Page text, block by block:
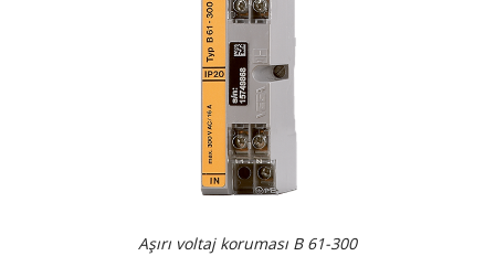
Aşırı voltaj koruması B 61-300